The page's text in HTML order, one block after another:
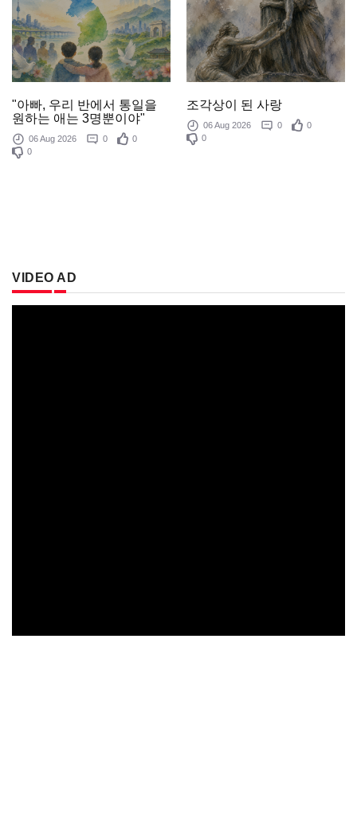
"아빠, 우리 반에서 통일을
원하는 애는 3명뿐이야"
06 Aug 2026 0
0
0
조각상이 된 사랑
06 Aug 2026 0
0
0
VIDEO AD